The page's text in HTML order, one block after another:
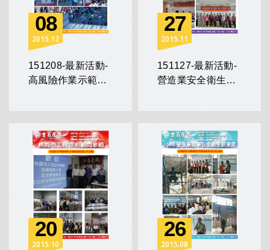
08
12
2015
151208-最新活動-
高風險作業示範觀
27
11
2015
151127-最新活動-
營造業安全衛生會
20
10
2015
26
08
2015